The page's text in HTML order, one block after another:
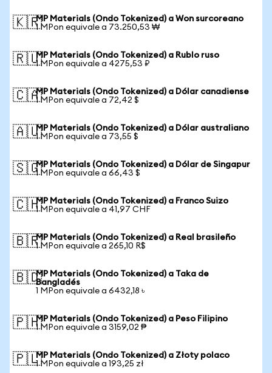
🇰🇷MP Materials (Ondo Tokenized) a Won surcoreano
1 MPon equivale a 73.250,53 ₩
🇷🇺MP Materials (Ondo Tokenized) a Rublo ruso
1 MPon equivale a 4275,53 ₽
🇨🇦MP Materials (Ondo Tokenized) a Dólar canadiense
1 MPon equivale a 72,42 $
🇦🇺MP Materials (Ondo Tokenized) a Dólar australiano
1 MPon equivale a 73,55 $
🇸🇬MP Materials (Ondo Tokenized) a Dólar de Singapur
1 MPon equivale a 66,43 $
🇨🇭MP Materials (Ondo Tokenized) a Franco Suizo
1 MPon equivale a 41,97 CHF
🇧🇷MP Materials (Ondo Tokenized) a Real brasileño
1 MPon equivale a 265,10 R$
🇧🇩MP Materials (Ondo Tokenized) a Taka de
Bangladés
1 MPon equivale a 6432,18 ৳
🇵🇭MP Materials (Ondo Tokenized) a Peso Filipino
1 MPon equivale a 3159,02 ₱
🇵🇱MP Materials (Ondo Tokenized) a Złoty polaco
1 MPon equivale a 193,25 zł